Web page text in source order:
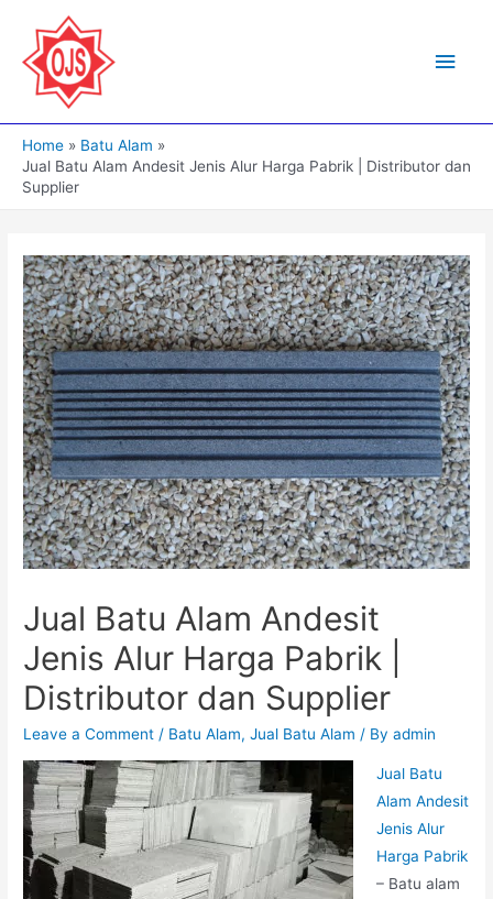
content
Main
Home
Batu Alam
Jual Batu Alam Andesit Jenis Alur Harga Pabrik | Distributor dan
Supplier
Jual Batu Alam Andesit
Jenis Alur Harga Pabrik |
Distributor dan Supplier
Leave a Comment / Batu Alam,Jual Batu Alam / Byadmin
Jual Batu
Alam Andesit
Jenis Alur
Harga Pabrik
– Batu alam